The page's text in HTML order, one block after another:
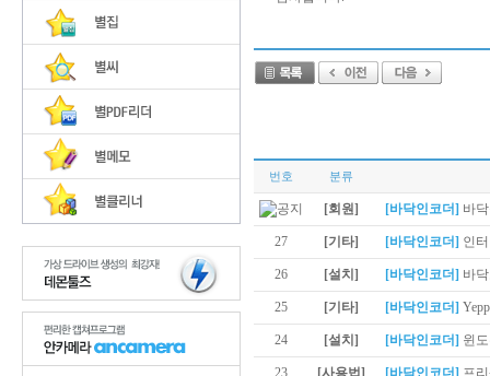
번호 분류
[회원] [바닥인코더] 바
27 [기타] [바닥인코더] 인
26 [설치] [바닥인코더] 바
25 [기타] [바닥인코더]
24 [설치] [바닥인코더] 윈
23 [사용법] [바닥인코더] 프